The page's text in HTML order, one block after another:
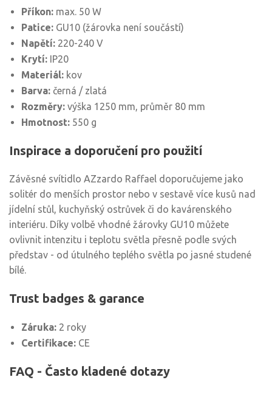
Příkon: max. 50 W
Patice: GU10 (žárovka není součástí)
Napětí: 220-240 V
Krytí: IP20
Materiál: kov
Barva: černá / zlatá
Rozměry: výška 1250 mm, průměr 80 mm
Hmotnost: 550 g
Inspirace a doporučení pro použití
Závěsné svítidlo AZzardo Raffael doporučujeme jako
solitér do menších prostor nebo v sestavě více kusů nad
jídelní stůl, kuchyňský ostrůvek či do kavárenského
interiéru. Díky volbě vhodné žárovky GU10 můžete
ovlivnit intenzitu i teplotu světla přesně podle svých
představ - od útulného teplého světla po jasné studené
bílé.
Trust badges & garance
Záruka: 2 roky
Certifikace: CE
FAQ - Často kladené dotazy